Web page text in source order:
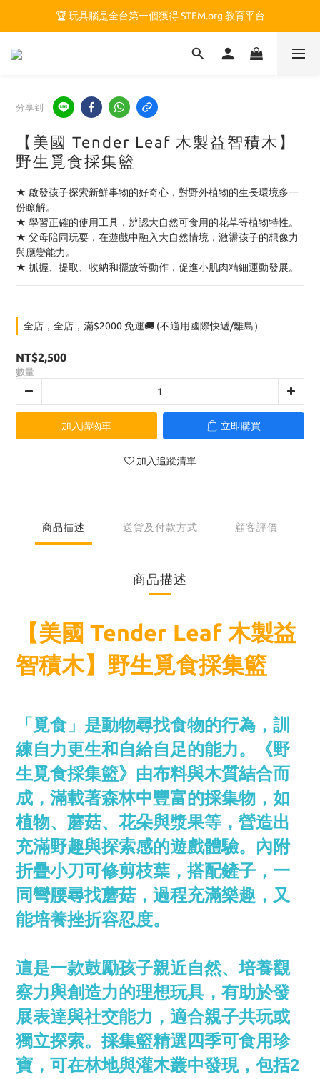
🏆 玩具腦是全台第一個獲得 STEM.org 教育平台
🏆 玩具腦是全台第一個獲得 STEM.org 教育平台
🍎 玩具腦最特別的 VIP 制度 👉
分享到
【美國 Tender Leaf 木製益智積木】
野生覓食採集籃
★ 啟發孩子探索新鮮事物的好奇心，對野外植物的生長環境多一
份瞭解。
★ 學習正確的使用工具，辨認大自然可食用的花草等植物特性。
★ 父母陪同玩耍，在遊戲中融入大自然情境，激盪孩子的想像力
與應變能力。
★ 抓握、提取、收納和擺放等動作，促進小肌肉精細運動發展。
全店，全店，滿$2000 免運🚚 (不適用國際快遞/離島）
NT$2,500
數量
加入購物車 立即購買
加入追蹤清單
商品描述 送貨及付款方式 顧客評價
商品描述
【美國 Tender Leaf 木製益
智積木】野生覓食採集籃
「覓食」是動物尋找食物的行為，訓
練自力更生和自給自足的能力。《野
生覓食採集籃》由布料與木質結合而
成，滿載著森林中豐富的採集物，如
植物、蘑菇、花朵與漿果等，營造出
充滿野趣與探索感的遊戲體驗。內附
折疊小刀可修剪枝葉，搭配鏟子，一
同彎腰尋找蘑菇，過程充滿樂趣，又
能培養挫折容忍度。
這是一款鼓勵孩子親近自然、培養觀
察力與創造力的理想玩具，有助於發
展表達與社交能力，適合親子共玩或
獨立探索。採集籃精選四季可食用珍
寶，可在林地與灌木叢中發現，包括2